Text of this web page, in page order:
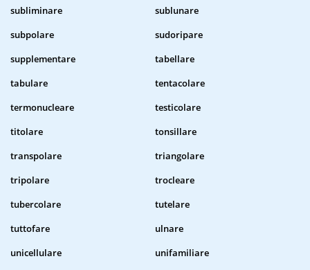
subliminare
sublunare
subpolare
sudoripare
supplementare
tabellare
tabulare
tentacolare
termonucleare
testicolare
titolare
tonsillare
transpolare
triangolare
tripolare
trocleare
tubercolare
tutelare
tuttofare
ulnare
unicellulare
unifamiliare